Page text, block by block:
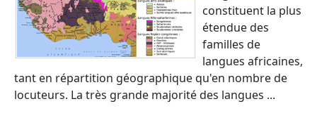
constituent la plus
étendue des
familles de
langues africaines,
tant en répartition géographique qu'en nombre de
locuteurs. La très grande majorité des langues ...